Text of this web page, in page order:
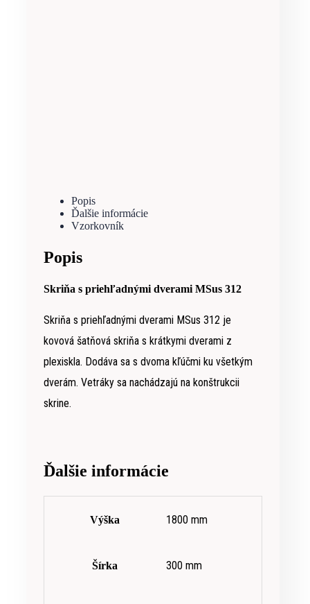
Popis
Ďalšie informácie
Vzorkovník
Popis
Skriňa s priehľadnými dverami MSus 312
Skriňa s priehľadnými dverami MSus 312 je
kovová šatňová skriňa s krátkymi dverami z
plexiskla. Dodáva sa s dvoma kľúčmi ku všetkým
dverám. Vetráky sa nachádzajú na konštrukcii
skrine.
Ďalšie informácie
Výška 1800 mm
Šírka 300 mm